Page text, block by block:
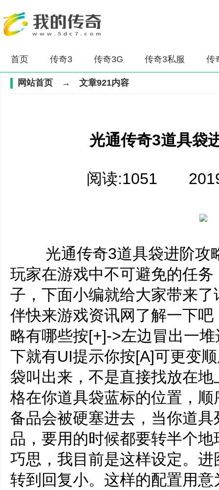
首页 传奇3 传奇3G 传奇3私服 传
网站首页 → 文章921内容
光通传奇3道具袋
阅读:1051
光通传奇3道具袋进阶攻
玩家在游戏中不可避免的任
子，下面小编就给大家带来
伴快来游戏资讯网了解一下
略有哪些按[+]->左边冒出一
下就有UI提示你按[A]可更变
袋叫出来，不是直接找放在
格在你道具袋蓝标的位置，
备品会被硬塞进去，当你道
品，要用的时候都要转半个
巧思，我目前是这样设定。
转到回复小。这样的配置用